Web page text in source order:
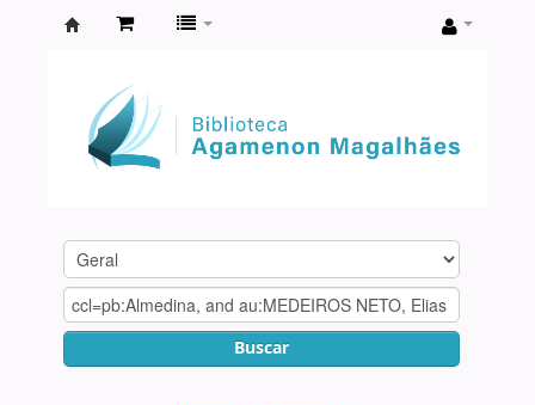
Agamenon
Magalhães
Buscar